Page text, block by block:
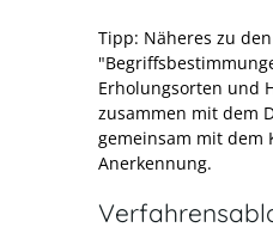
Tipp: Näheres zu
"
Erholungsorten und
zusammen mit dem
gemeinsam mit dem
Anerkennung.